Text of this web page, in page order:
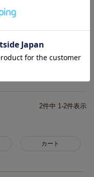
2件中 1-2件表示
カート